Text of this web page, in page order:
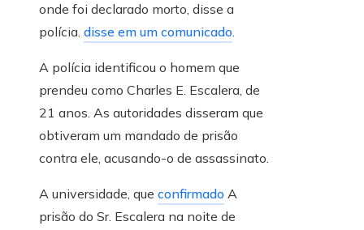
onde foi declarado morto, disse a
polícia. disse em um comunicado.
A polícia identificou o homem que
prendeu como Charles E. Escalera, de
21 anos. As autoridades disseram que
obtiveram um mandado de prisão
contra ele, acusando-o de assassinato.
A universidade, que confirmado A
prisão do Sr. Escalera na noite de